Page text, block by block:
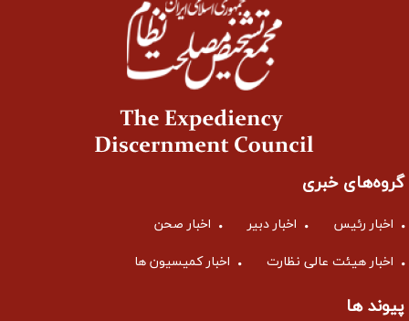
گروه‌های خبری
اخبار رئیس اخبار دبیر اخبار صحن
اخبار هیئت عالی نظارت اخبار کمیسیون ها
پیوند ها